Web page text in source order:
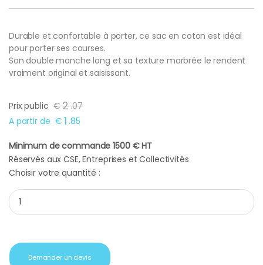
Durable et confortable à porter, ce sac en coton est idéal
pour porter ses courses.
Son double manche long et sa texture marbrée le rendent
vraiment original et saisissant.
Prix public €2.07
A partir de € 1 .85
Minimum de commande 1500 € HT
Réservés aux CSE, Entreprises et Collectivités
Choisir votre quantité :
Tote bag en coton durable quantity
Demander un devis